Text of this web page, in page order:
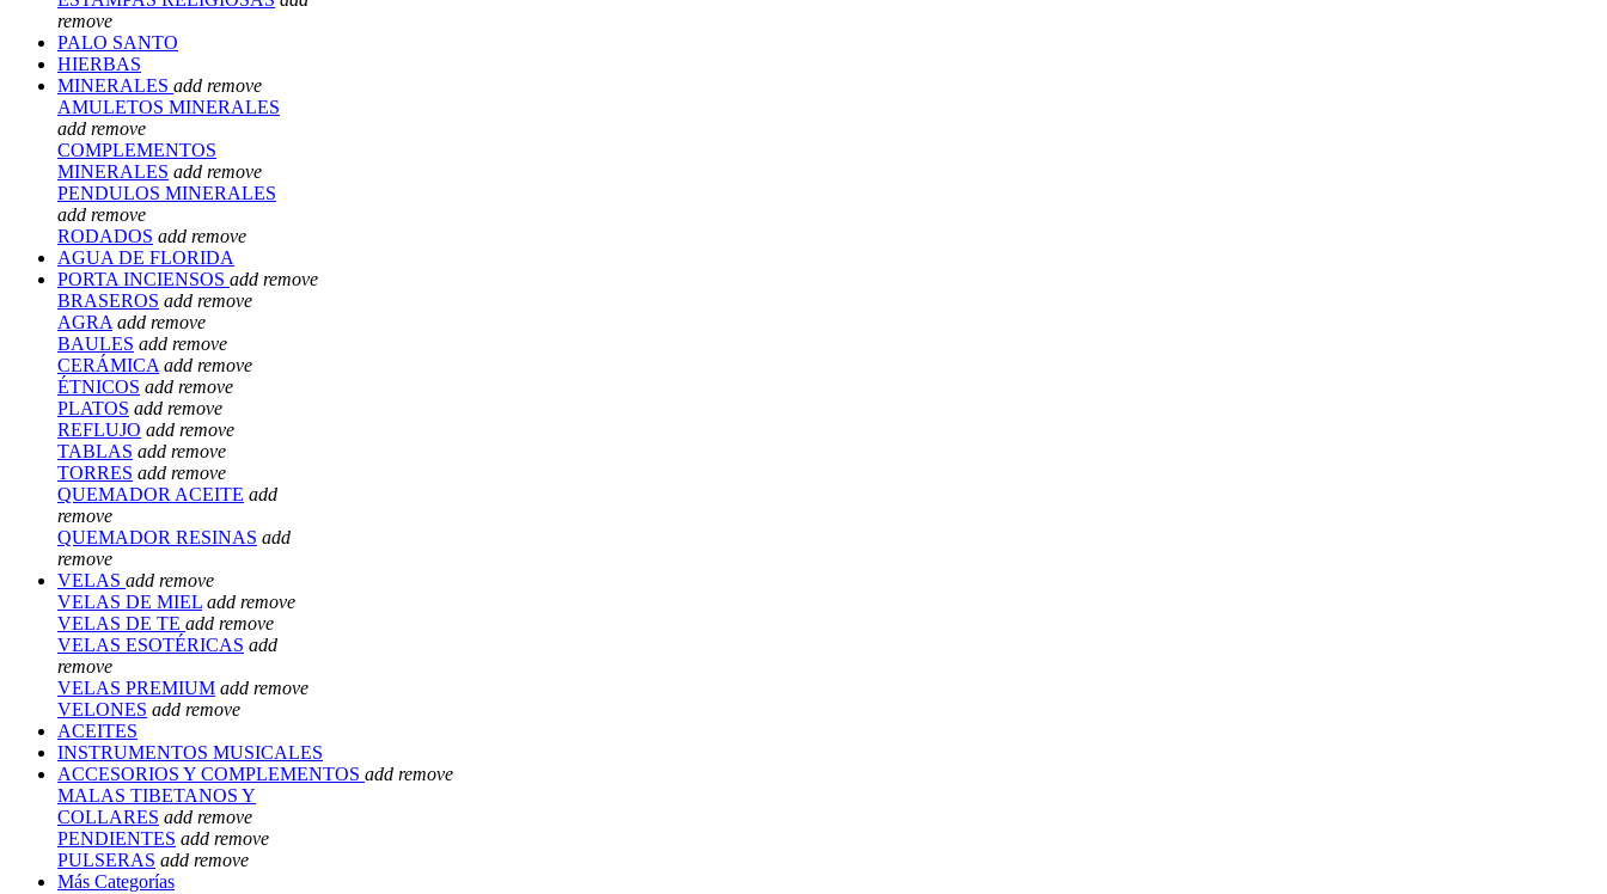
remove
PALO SANTO
HIERBAS
MINERALES add remove
AMULETOS MINERALES
add remove
COMPLEMENTOS
MINERALES add remove
PENDULOS MINERALES
add remove
RODADOS add remove
AGUA DE FLORIDA
PORTA INCIENSOS add remove
BRASEROS add remove
AGRA add remove
BAULES add remove
CERÁMICA add remove
ÉTNICOS add remove
PLATOS add remove
REFLUJO add remove
TABLAS add remove
TORRES add remove
QUEMADOR ACEITE add
remove
QUEMADOR RESINAS add
remove
VELAS add remove
VELAS DE MIEL add remove
VELAS DE TE add remove
VELAS ESOTÉRICAS add
remove
VELAS PREMIUM add remove
VELONES add remove
ACEITES
INSTRUMENTOS MUSICALES
ACCESORIOS Y COMPLEMENTOS add remove
MALAS TIBETANOS Y
COLLARES add remove
PENDIENTES add remove
PULSERAS add remove
Más Categorías